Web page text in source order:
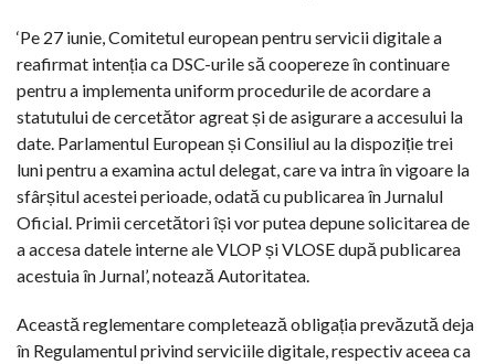
‘Pe 27 iunie, Comitetul european pentru servicii digitale a
reafirmat intenția ca DSC-urile să coopereze în continuare
pentru a implementa uniform procedurile de acordare a
statutului de cercetător agreat și de asigurare a accesului la
date. Parlamentul European și Consiliul au la dispoziție trei
luni pentru a examina actul delegat, care va intra în vigoare la
sfârșitul acestei perioade, odată cu publicarea în Jurnalul
Oficial. Primii cercetători își vor putea depune solicitarea de
a accesa datele interne ale VLOP și VLOSE după publicarea
acestuia în Jurnal’, notează Autoritatea.
Această reglementare completează obligația prevăzută deja
în Regulamentul privind serviciile digitale, respectiv aceea ca